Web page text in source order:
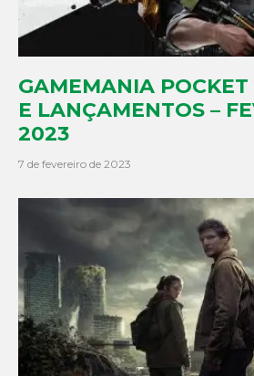
GAMEMANIA POCKET
E LANÇAMENTOS –
2023
7 de fevereiro de 2023